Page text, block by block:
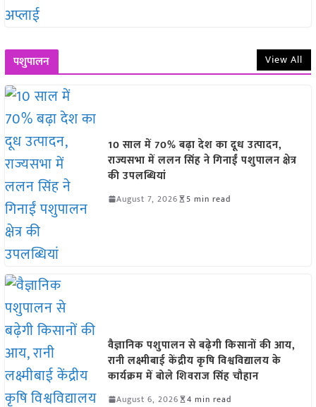
पशुपालन View All
10 साल में 70% बढ़ा देश का दूध उत्पादन,
राज्यसभा में ललन सिंह ने गिनाईं पशुपालन क्षेत्र
की उपलब्धियां
August 7, 2026 5 min read
वैज्ञानिक पशुपालन से बढ़ेगी किसानों की आय,
रानी लक्ष्मीबाई केंद्रीय कृषि विश्वविद्यालय के
कार्यक्रम में बोले शिवराज सिंह चौहान
August 6, 2026 4 min read